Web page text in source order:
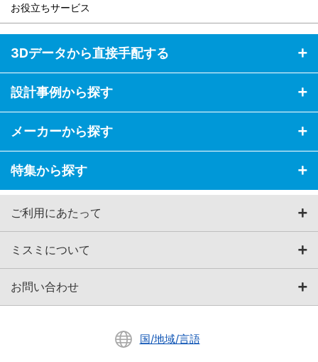
お役立ちサービス
3Dデータから直接手配する
設計事例から探す
メーカーから探す
特集から探す
ご利用にあたって
ミスミについて
お問い合わせ
国/地域/言語